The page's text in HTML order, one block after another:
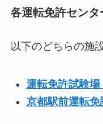
各運転免許センタ
以下のどちらの施
運転免許試験場
京都駅前運転